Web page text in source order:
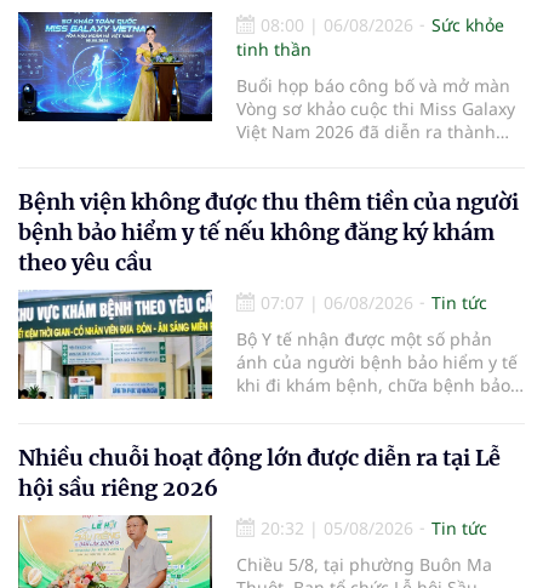
08:00 | 06/08/2026
Sức khỏe
tinh thần
Buổi họp báo công bố và mở màn
Vòng sơ khảo cuộc thi Miss Galaxy
Việt Nam 2026 đã diễn ra thành
sắc quy mô, khác biệt và tiên
phong – nơi tôn vinh vẻ đẹp thời
đại mới kết hợp giữa Tri thức, Bản
Bệnh viện không được thu thêm tiền của người
bệnh bảo hiểm y tế nếu không đăng ký khám
theo yêu cầu
07:07 | 06/08/2026
Tin tức
Bộ Y tế nhận được một số phản
ánh của người bệnh bảo hiểm y tế
khi đi khám bệnh, chữa bệnh bảo
bệnh, chữa bệnh theo yêu cầu
nhưng vẫn phải nộp thêm các chi
phần cùng chi trả.
Nhiều chuỗi hoạt động lớn được diễn ra tại Lễ
hội sầu riêng 2026
20:32 | 05/08/2026
Tin tức
Chiều 5/8, tại phường Buôn Ma